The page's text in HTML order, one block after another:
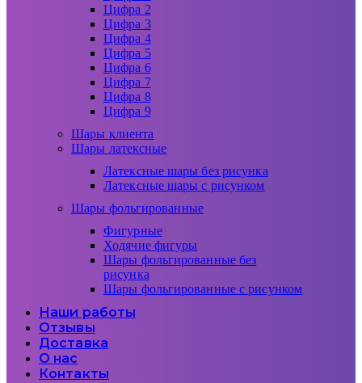
Цифра 2
Цифра 3
Цифра 4
Цифра 5
Цифра 6
Цифра 7
Цифра 8
Цифра 9
Шары клиента
Шары латексные
Латексные шары без рисунка
Латексные шары с рисунком
Шары фольгированные
Фигурные
Ходячие фигуры
Шары фольгированные без
рисунка
Шары фольгированные с рисунком
Наши работы
Отзывы
Доставка
О нас
Контакты